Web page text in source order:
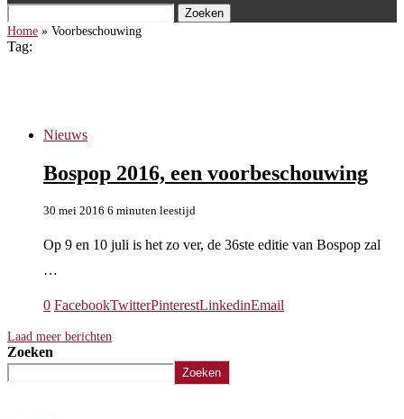
Zoeken
Home » Voorbeschouwing
Tag:
Nieuws
Bospop 2016, een voorbeschouwing
30 mei 2016 6 minuten leestijd
Op 9 en 10 juli is het zo ver, de 36ste editie van Bospop zal
…
0 FacebookTwitterPinterestLinkedinEmail
Laad meer berichten
Zoeken
Zoeken